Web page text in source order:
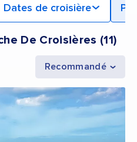
Dates de croisière
De Croisières (11)
Recommandé